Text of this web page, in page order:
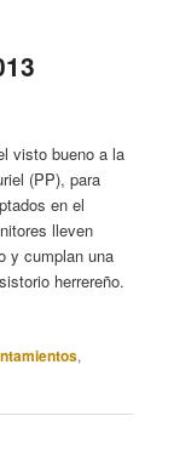
visto bueno a la
(PP), para
en el
lleven
y cumplan una
herrereño.
,